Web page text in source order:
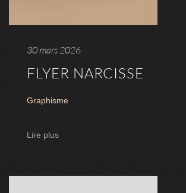
30 mars 2026
FLYER NARCISSE
Graphisme
Lire plus